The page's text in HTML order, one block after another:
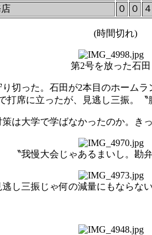
０ ０ ４
(時間切れ)
第2号を放った石田
った。石田が2本目のホーム
席に立ったが、見逃し三振。
は大学で学ばなかったのか。きっ
〝我慢大会じゃあるまいし。勘
逃し三振じゃ何の減量にもならな